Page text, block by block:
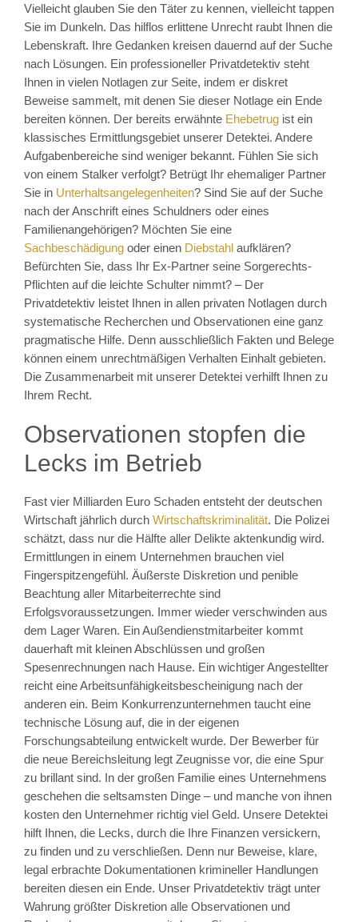
Vielleicht glauben Sie den Täter zu kennen, vielleicht tappen
Sie im Dunkeln. Das hilflos erlittene Unrecht raubt Ihnen die
Lebenskraft. Ihre Gedanken kreisen dauernd auf der Suche
nach Lösungen. Ein professioneller Privatdetektiv steht
Ihnen in vielen Notlagen zur Seite, indem er diskret
Beweise sammelt, mit denen Sie dieser Notlage ein Ende
bereiten können. Der bereits erwähnte Ehebetrug ist ein
klassisches Ermittlungsgebiet unserer Detektei. Andere
Aufgabenbereiche sind weniger bekannt. Fühlen Sie sich
von einem Stalker verfolgt? Betrügt Ihr ehemaliger Partner
Sie in Unterhaltsangelegenheiten? Sind Sie auf der Suche
nach der Anschrift eines Schuldners oder eines
Familienangehörigen? Möchten Sie eine
Sachbeschädigung oder einen Diebstahl aufklären?
Befürchten Sie, dass Ihr Ex-Partner seine Sorgerechts-
Pflichten auf die leichte Schulter nimmt? – Der
Privatdetektiv leistet Ihnen in allen privaten Notlagen durch
systematische Recherchen und Observationen eine ganz
pragmatische Hilfe. Denn ausschließlich Fakten und Belege
können einem unrechtmäßigen Verhalten Einhalt gebieten.
Die Zusammenarbeit mit unserer Detektei verhilft Ihnen zu
Ihrem Recht.
Observationen stopfen die
Lecks im Betrieb
Fast vier Milliarden Euro Schaden entsteht der deutschen
Wirtschaft jährlich durch Wirtschaftskriminalität. Die Polizei
schätzt, dass nur die Hälfte aller Delikte aktenkundig wird.
Ermittlungen in einem Unternehmen brauchen viel
Fingerspitzengefühl. Äußerste Diskretion und penible
Beachtung aller Mitarbeiterrechte sind
Erfolgsvoraussetzungen. Immer wieder verschwinden aus
dem Lager Waren. Ein Außendienstmitarbeiter kommt
dauerhaft mit kleinen Abschlüssen und großen
Spesenrechnungen nach Hause. Ein wichtiger Angestellter
reicht eine Arbeitsunfähigkeitsbescheinigung nach der
anderen ein. Beim Konkurrenzunternehmen taucht eine
technische Lösung auf, die in der eigenen
Forschungsabteilung entwickelt wurde. Der Bewerber für
die neue Bereichsleitung legt Zeugnisse vor, die eine Spur
zu brillant sind. In der großen Familie eines Unternehmens
geschehen die seltsamsten Dinge – und manche von ihnen
kosten den Unternehmer richtig viel Geld. Unsere Detektei
hilft Ihnen, die Lecks, durch die Ihre Finanzen versickern,
zu finden und zu verschließen. Denn nur Beweise, klare,
legal erbrachte Dokumentationen krimineller Handlungen
bereiten diesen ein Ende. Unser Privatdetektiv trägt unter
Wahrung größter Diskretion alle Observationen und